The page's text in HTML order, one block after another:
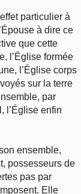
particulier à
à dire ce
que cette
l’Église formée
l’Église corps
sur la terre
par
l’Église enfin
ensemble,
possesseurs de
pas par
Elle